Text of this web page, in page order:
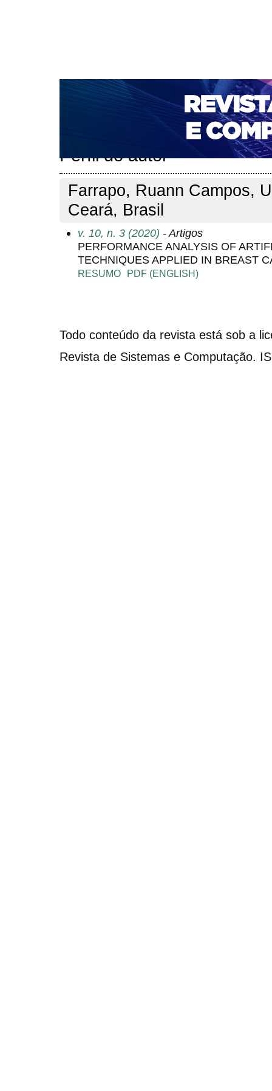
CAPA SOBRE ACESSO CADASTRO
NOTÍCIAS
PORTAL DE REVISTAS DA UNIFACS
PARA AVALIADORES
NOVA SUBMISSÃO
Perfil do autor
Farrapo, Ruann Campos,
Ceará, Brasil
v. 10, n. 3 (2020) - Artigos
PERFORMANCE ANALYSIS OF
TECHNIQUES APPLIED IN BREAST
RESUMO PDF (ENGLISH)
Todo conteúdo da revista está sob a
Revista de Sistemas e Computação.